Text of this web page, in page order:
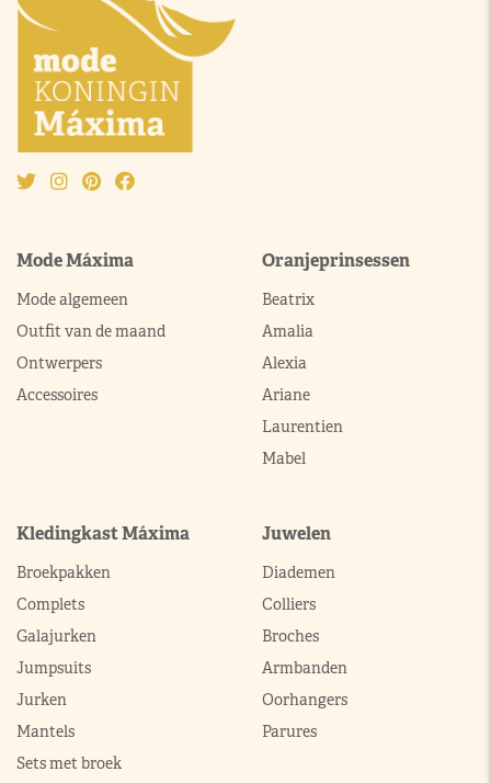
Mode Máxima
Mode algemeen
Outfit van de maand
Ontwerpers
Accessoires
Oranjeprinsessen
Beatrix
Amalia
Alexia
Ariane
Laurentien
Mabel
Kledingkast Máxima
Broekpakken
Complets
Galajurken
Jumpsuits
Jurken
Mantels
Sets met broek
Juwelen
Diademen
Colliers
Broches
Armbanden
Oorhangers
Parures